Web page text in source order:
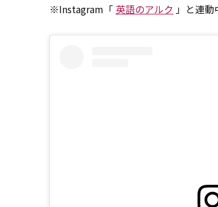
※Instagram「 英語のアルク 」と連動